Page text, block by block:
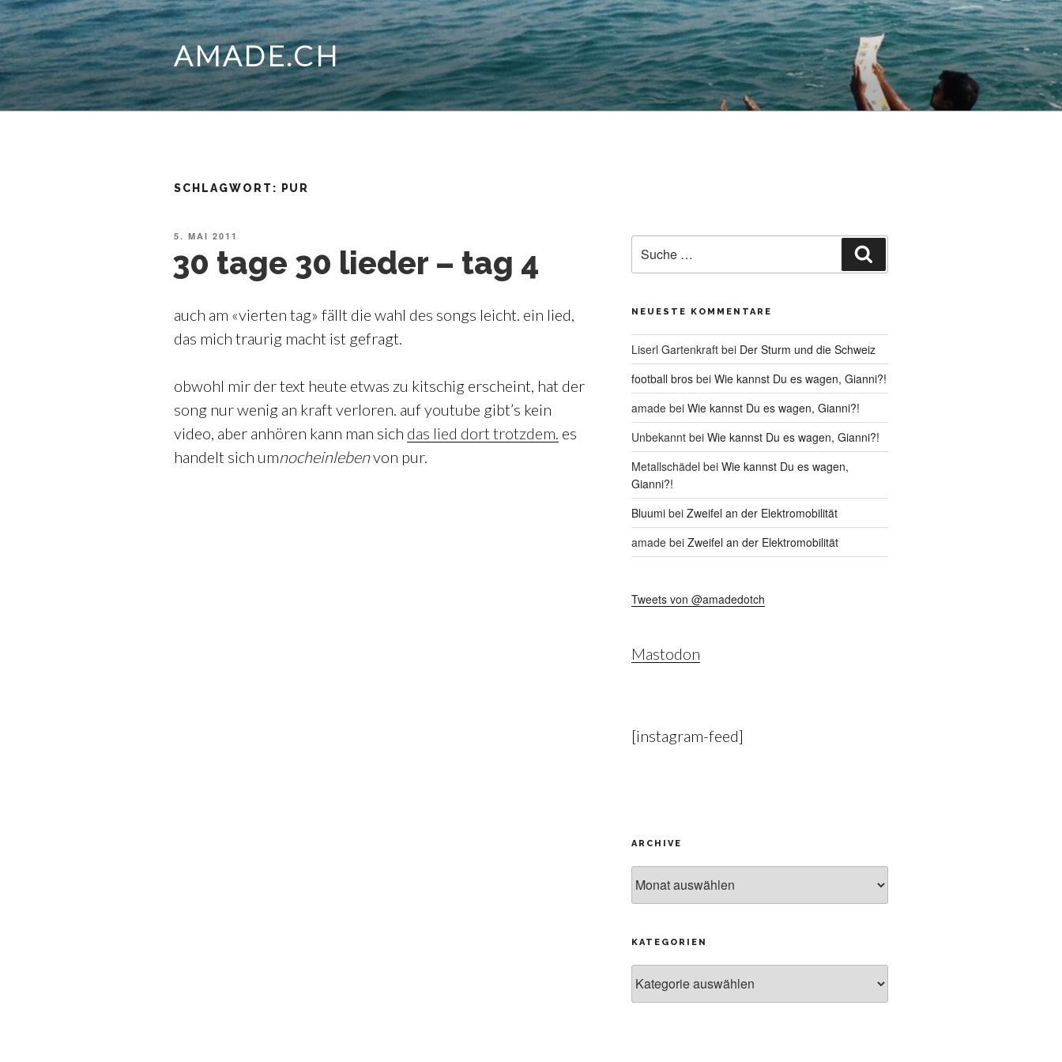
Zum
Inhalt
springen
AMADE.CH
SCHLAGWORT: PUR
VERÖFFENTLICHT
5. MAI 2011
30 tage 30 lieder – tag 4
auch am «vierten tag» fällt die wahl des songs leicht. ein lied,
das mich traurig macht ist gefragt.
obwohl mir der text heute etwas zu kitschig erscheint, hat der
song nur wenig an kraft verloren. auf youtube gibt’s kein
video, aber anhören kann man sich das lied dort trotzdem. es
handelt sich umnocheinlebenvon pur.
nach:
NEUESTE KOMMENTARE
Liserl Gartenkraftbei Der Sturm und die Schweiz
football brosbei Wie kannst Du es wagen, Gianni?!
amadebei Wie kannst Du es wagen, Gianni?!
Unbekanntbei Wie kannst Du es wagen, Gianni?!
Metallschädel bei Wie kannst Du es wagen,
Gianni?!
Bluumibei Zweifel an der Elektromobilität
amadebei Zweifel an der Elektromobilität
Tweets von @amadedotch
Mastodon
[instagram-feed]
ARCHIVE
KATEGORIEN